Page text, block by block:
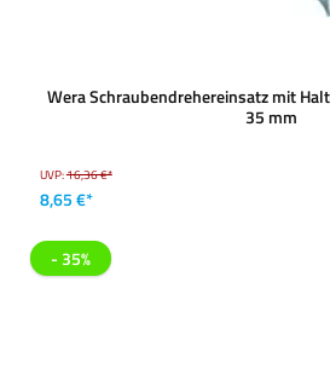
Wera Schraubendrehereinsatz mit
35 mm
UVP:16,36 €*
8,65 €*
- 35%